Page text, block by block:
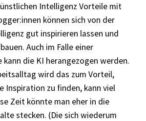
Intelligenz Vorteile mit
können sich von der
gut inspirieren lassen und
Auch im Falle einer
kann die KI herangezogen werden.
wird das zum Vorteil,
Inspiration zu finden, kann viel
Zeit könnte man eher in die
stecken. (Die sich wiederum